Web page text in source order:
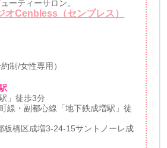
ーティーサロン。
オCenbless（センブレス）
制/女性専用）
」徒歩3分
線・副都心線「地下鉄成増駅」徒
板橋区成増3-24-15サントノーレ成